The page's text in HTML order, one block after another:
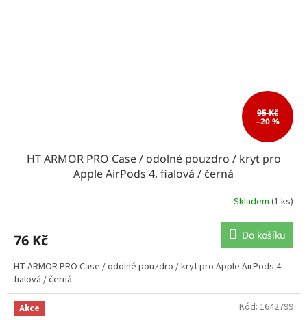
95 Kč
–20 %
HT ARMOR PRO Case / odolné pouzdro / kryt pro
Apple AirPods 4, fialová / černá
Skladem (1 ks)
76 Kč Do košíku
HT ARMOR PRO Case / odolné pouzdro / kryt pro Apple AirPods 4 -
fialová / černá.
Akce Kód: 1642799